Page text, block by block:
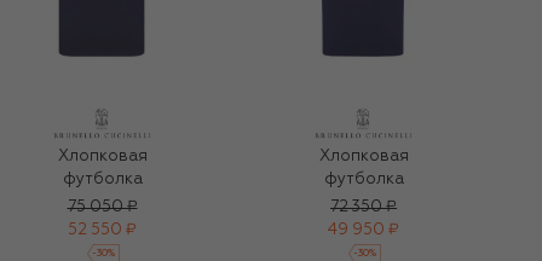
Хлопковая
футболка
75 050 ₽
52 550 ₽
-30%
Хлопковая
футболка
72 350 ₽
49 950 ₽
-30%